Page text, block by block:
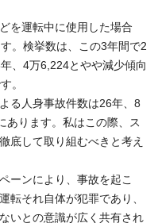
を運転中に使用した場合
。検挙数は、この3年間で2
、4万6,224とやや減少傾向
。
る人身事故件数は26年、8
あります。私はこの際、ス
底して取り組むべきと考え
ーンにより、事故を起こ
転それ自体が犯罪であり、
いとの意識が広く共有され